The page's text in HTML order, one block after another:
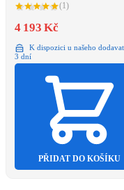
(1)
4 193 Kč
K dispozici u našeho
3 dní
PŘIDAT DO KOŠÍKU